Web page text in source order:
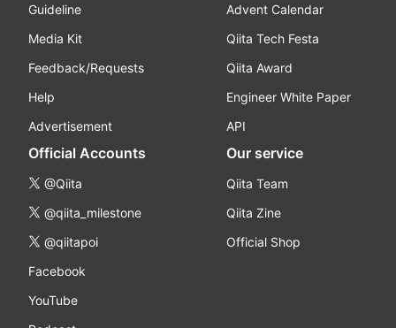
Guideline
Media Kit
Feedback/Requests
Help
Advertisement
Advent Calendar
Qiita Tech Festa
Qiita Award
Engineer White Paper
API
Official Accounts
@Qiita
@qiita_milestone
@qiitapoi
Facebook
YouTube
Our service
Qiita Team
Qiita Zine
Official Shop